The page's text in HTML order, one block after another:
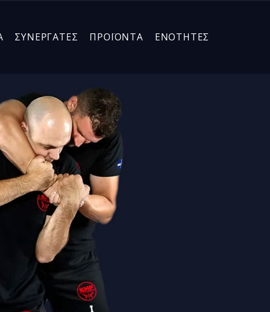
ΣΥΝΕΡΓΑΤΕΣ ΠΡΟΪΟΝΤΑ ΕΝΌΤΗΤΕΣ